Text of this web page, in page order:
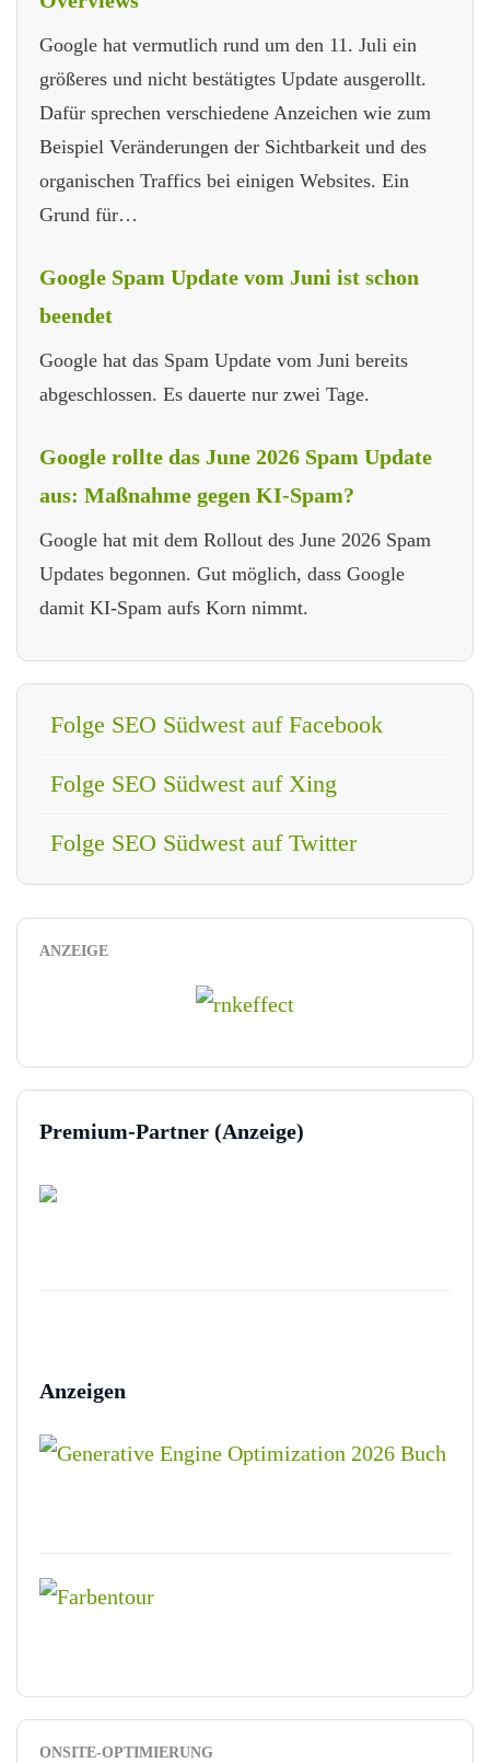
Google hat vermutlich rund um den 11. Juli ein
größeres und nicht bestätigtes Update ausgerollt.
Dafür sprechen verschiedene Anzeichen wie zum
Beispiel Veränderungen der Sichtbarkeit und des
organischen Traffics bei einigen Websites. Ein
Grund für…
Google Spam Update vom Juni ist schon
beendet
Google hat das Spam Update vom Juni bereits
abgeschlossen. Es dauerte nur zwei Tage.
Google rollte das June 2026 Spam Update
aus: Maßnahme gegen KI-Spam?
Google hat mit dem Rollout des June 2026 Spam
Updates begonnen. Gut möglich, dass Google
damit KI-Spam aufs Korn nimmt.
Folge SEO Südwest auf Facebook
Folge SEO Südwest auf Xing
Folge SEO Südwest auf Twitter
ANZEIGE
Premium-Partner (Anzeige)
Anzeigen
ONSITE-OPTIMIERUNG